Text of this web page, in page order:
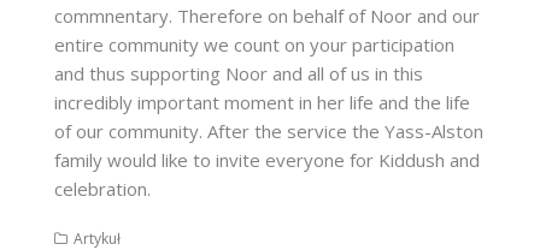
commnentary. Therefore on behalf of Noor and our
entire community we count on your participation
and thus supporting Noor and all of us in this
incredibly important moment in her life and the life
of our community. After the service the Yass-Alston
family would like to invite everyone for Kiddush and
celebration.
Artykuł